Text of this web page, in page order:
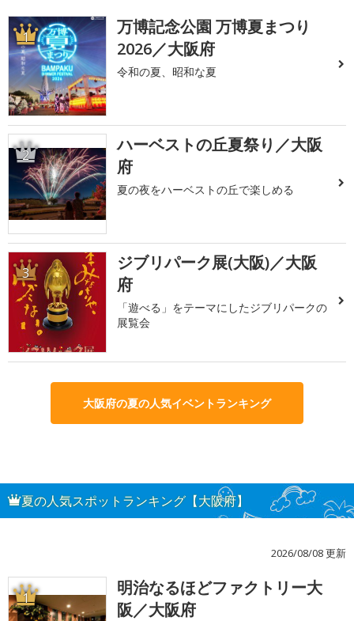
1
万博記念公園 万博夏まつり
2026／大阪府
令和の夏、昭和な夏
2
ハーベストの丘夏祭り／大阪
府
夏の夜をハーベストの丘で楽しめる
3
ジブリパーク展(大阪)／大阪
府
「遊べる」をテーマにしたジブリパークの
展覧会
大阪府の夏の人気イベントランキング
夏の人気スポットランキング【大阪府】
2026/08/08 更新
1
明治なるほどファクトリー大
阪／大阪府